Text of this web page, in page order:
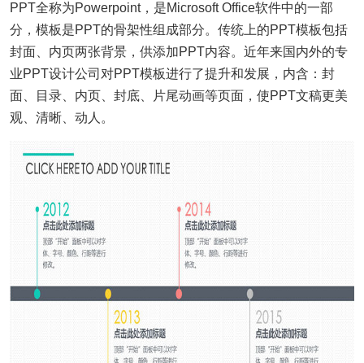
PPT全称为Powerpoint，是Microsoft Office软件中的一部
分，模板是PPT的骨架性组成部分。传统上的PPT模板包括
封面、内页两张背景，供添加PPT内容。近年来国内外的专
业PPT设计公司对PPT模板进行了提升和发展，内含：封
面、目录、内页、封底、片尾动画等页面，使PPT文稿更美
观、清晰、动人。